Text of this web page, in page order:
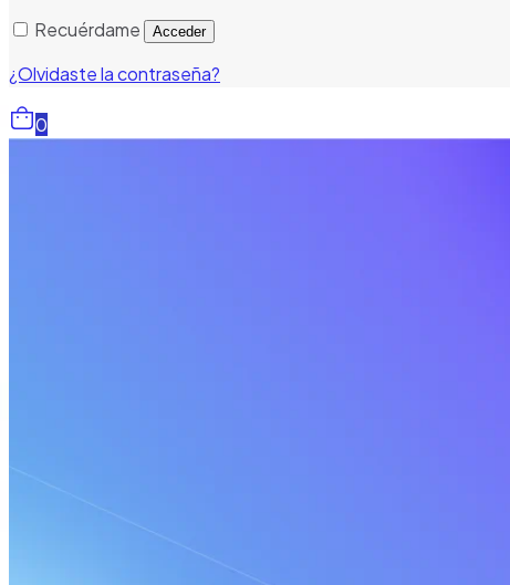
Recuérdame
Acceder
¿Olvidaste la contraseña?
0